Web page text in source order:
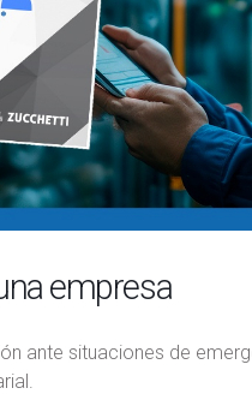
empresa
ante situaciones de